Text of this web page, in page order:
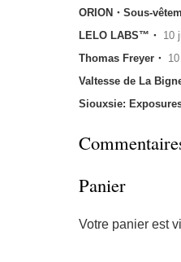
ORION・Sous-
LELO LABS™・ 10
Thomas Freyer・
Valtesse de La
Siouxsie:
Panier
Votre panier est